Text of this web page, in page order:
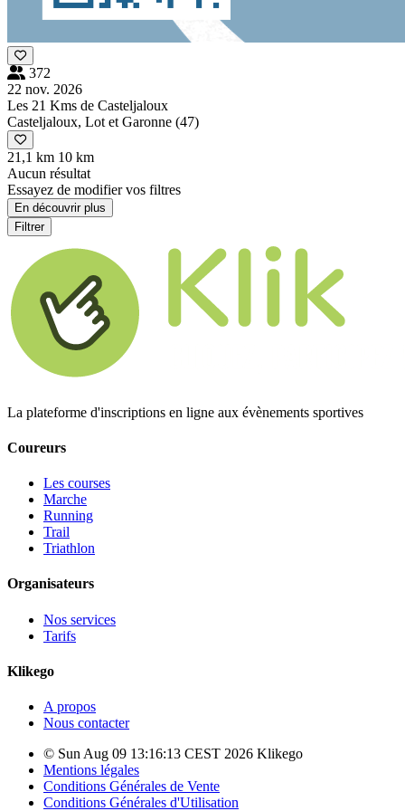
372
22 nov. 2026
Les 21 Kms de Casteljaloux
Casteljaloux, Lot et Garonne (47)
21,1 km 10 km
Aucun résultat
Essayez de modifier vos filtres
En découvrir plus
Filtrer
La plateforme d'inscriptions en ligne aux évènements sportives
Coureurs
Les courses
Marche
Running
Trail
Triathlon
Organisateurs
Nos services
Tarifs
Klikego
A propos
Nous contacter
© Sun Aug 09 13:16:13 CEST 2026 Klikego
Mentions légales
Conditions Générales de Vente
Conditions Générales d'Utilisation